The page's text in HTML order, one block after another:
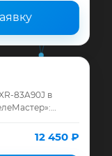
83A90J в
до 1212 450 ₽